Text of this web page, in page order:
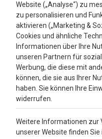
Bewertungen
4.3
Google Reviews
Website („Analyse“) zu
zu personalisieren und
aktivieren („Marketing &
Cookies und ähnliche
Informationen über Ihre
unseren Partnern für
Werbung, die diese mit
können, die sie aus Ihrer
haben. Sie können Ihre
widerrufen.
Weitere Informationen zur
unserer Website finden Sie